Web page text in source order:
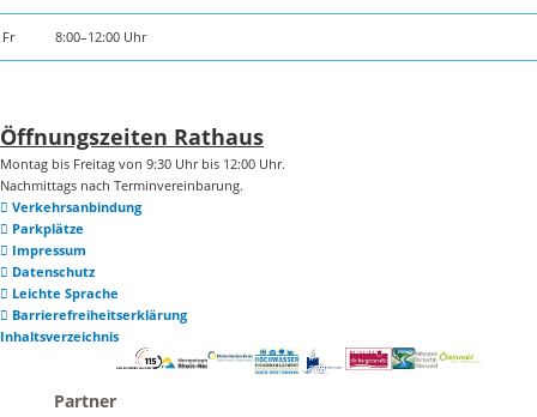
Fr 8:00–12:00 Uhr
Öffnungszeiten Rathaus
Montag bis Freitag von 9:30 Uhr bis 12:00 Uhr.
Nachmittags nach Terminvereinbarung.
Verkehrsanbindung
Parkplätze
Impressum
Datenschutz
Leichte Sprache
Barrierefreiheitserklärung
Inhaltsverzeichnis